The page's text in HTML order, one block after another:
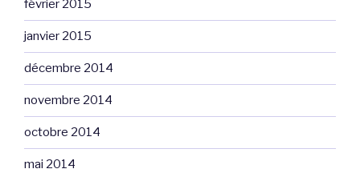
février 2015
janvier 2015
décembre 2014
novembre 2014
octobre 2014
mai 2014